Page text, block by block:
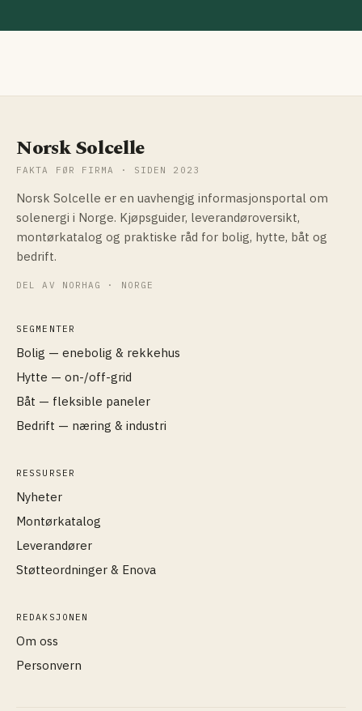
Norsk Solcelle
FAKTA FØR FIRMA · SIDEN 2023
Norsk Solcelle er en uavhengig informasjonsportal om
solenergi i Norge. Kjøpsguider, leverandøroversikt,
montørkatalog og praktiske råd for bolig, hytte, båt og
bedrift.
DEL AV NORHAG · NORGE
SEGMENTER
Bolig — enebolig & rekkehus
Hytte — on-/off-grid
Båt — fleksible paneler
Bedrift — næring & industri
RESSURSER
Nyheter
Montørkatalog
Leverandører
Støtteordninger & Enova
REDAKSJONEN
Om oss
Personvern